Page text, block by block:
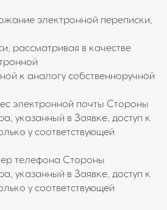
электронной переписки,
рассматривая в качестве
к аналогу собственноручной
электронной почты Стороны
указанный в Заявке, доступ к
у соответствующей
телефона Стороны
указанный в Заявке, доступ к
у соответствующей